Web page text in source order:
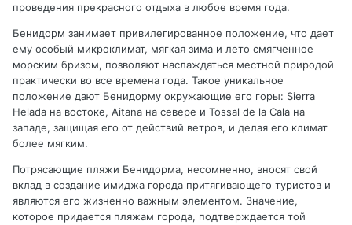
проведения прекрасного отдыха в любое время года.
Бенидорм занимает привилегированное положение, что дает
ему особый микроклимат, мягкая зима и лето смягченное
морским бризом, позволяют наслаждаться местной природой
практически во все времена года. Такое уникальное
положение дают Бенидорму окружающие его горы: Sierra
Helada на востоке, Aitana на севере и Tossal de la Cala на
западе, защищая его от действий ветров, и делая его климат
более мягким.
Потрясающие пляжи Бенидорма, несомненно, вносят свой
вклад в создание имиджа города притягивающего туристов и
являются его жизненно важным элементом. Значение,
которое придается пляжам города, подтверждается той